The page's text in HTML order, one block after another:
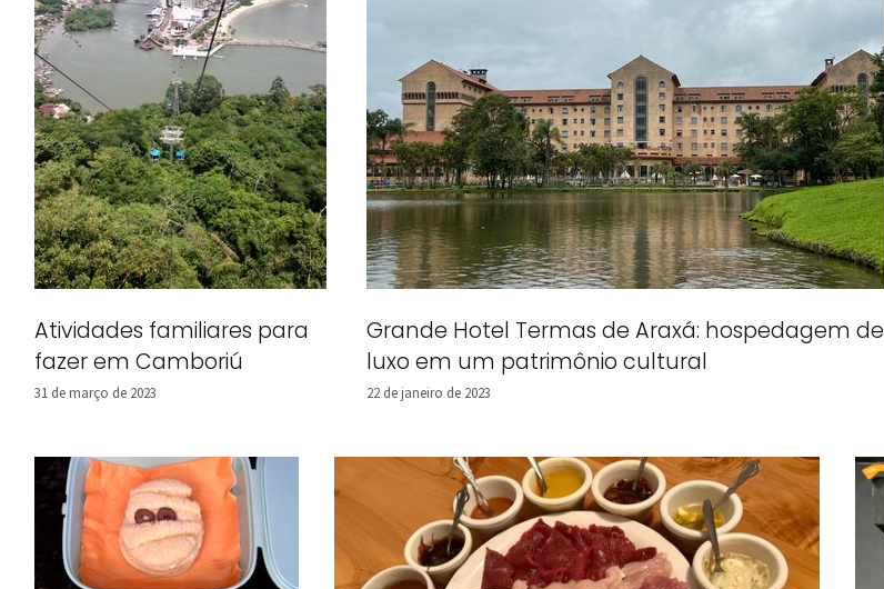
Atividades familiares para
fazer em Camboriú
31 de março de 2023
Grande Hotel Termas de Araxá: hospedagem de
luxo em um patrimônio cultural
22 de janeiro de 2023